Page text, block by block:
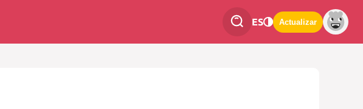
ES Actualizar